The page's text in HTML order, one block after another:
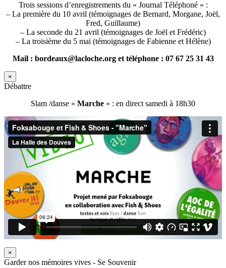
Trois sessions d’enregistrements du « Journal Téléphoné » :
– La première du 10 avril (témoignages de Bernard, Morgane, Joël,
Fred, Guillaume)
– La seconde du 21 avril (témoignages de Joël et Frédéric)
– La troisième du 5 mai (témoignages de Fabienne et Hélène)
Mail : bordeaux@lacloche.org et téléphone : 07 67 25 31 43
×
Débattre
Slam /danse « Marche » : en direct samedi à 18h30
×
Garder nos mémoires vives - Se Souvenir